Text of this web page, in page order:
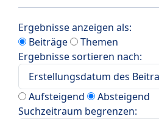
Ergebnisse anzeigen als:
Beiträge
Themen
Ergebnisse sortieren nach:
Aufsteigend
Absteigend
Suchzeitraum begrenzen: